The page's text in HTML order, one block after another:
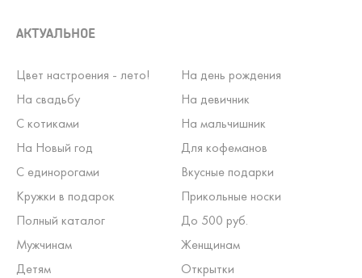
АКТУАЛЬНОЕ
Цвет настроения - лето!
На день рождения
На свадьбу
На девичник
С котиками
На мальчишник
На Новый год
Для кофеманов
С единорогами
Вкусные подарки
Кружки в подарок
Прикольные носки
Полный каталог
До 500 руб.
Мужчинам
Женщинам
Детям
Открытки